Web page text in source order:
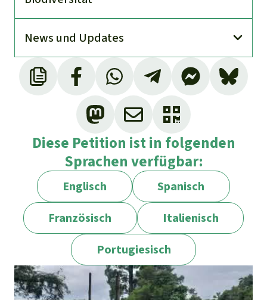
News und Updates
Diese Petition ist in folgenden
Sprachen verfügbar:
Englisch
Spanisch
Französisch
Italienisch
Portugiesisch